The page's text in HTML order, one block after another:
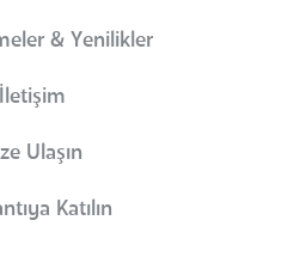
& Yenilikler
İletişim
Ulaşın
Katılın